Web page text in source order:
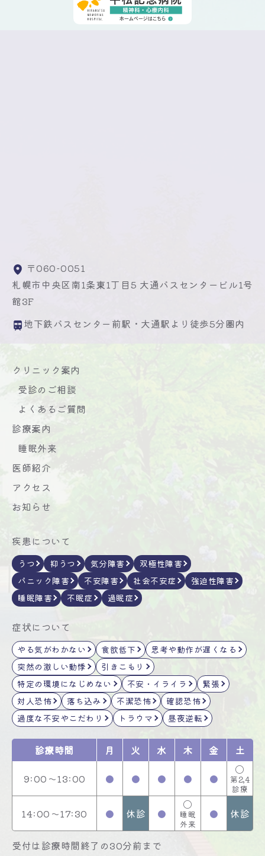
〒060-0051
札幌市中央区南1条東1丁目5 大通バスセンタービル1号
館3F
地下鉄バスセンター前駅・大通駅より徒歩5分圏内
クリニック案内
受診のご相談
よくあるご質問
診療案内
睡眠外来
医師紹介
アクセス
お知らせ
疾患について
うつ 抑うつ 気分障害
双極性障害
パニック障害
不安障害 社会不安症
強迫性障害
睡眠障害
不眠症 過眠症
症状について
やる気がわかない 食欲低下
思考や動作が遅くなる
突然の激しい動悸
引きこもり
特定の環境になじめない
不安・イライラ
緊張
対人恐怖
落ち込み 不潔恐怖
確認恐怖
過度な不安やこだわり
トラウマ 昼夜逆転
診療時間 月 火 水 木 金
土
9:00～13:00
● ● ● ● ●
〇
第2,4
診療
14:00～17:30 ● 休診 ●
〇
睡眠
外来
● 休診
受付は診療時間終了の30分前まで